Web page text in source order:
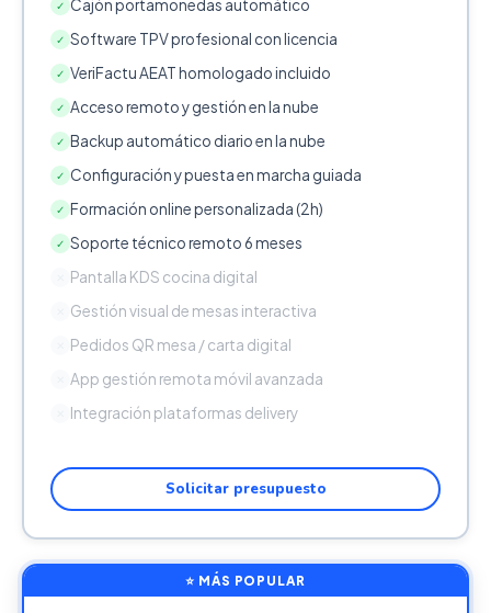
✓ Cajón portamonedas automático
✓ Software TPV profesional con licencia
✓ VeriFactu AEAT homologado incluido
✓ Acceso remoto y gestión en la nube
✓ Backup automático diario en la nube
✓ Configuración y puesta en marcha guiada
✓ Formación online personalizada (2h)
✓ Soporte técnico remoto 6 meses
Pantalla KDS cocina digital
Gestión visual de mesas interactiva
Pedidos QR mesa / carta digital
App gestión remota móvil avanzada
Integración plataformas delivery
Solicitar presupuesto
⭐ MÁS POPULAR